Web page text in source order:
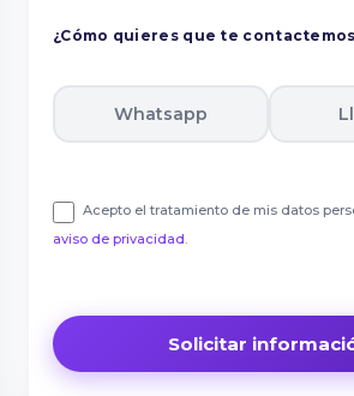
¿Cómo quieres que te
Whatsapp
Acepto el tratamiento de mis datos
aviso de privacidad.